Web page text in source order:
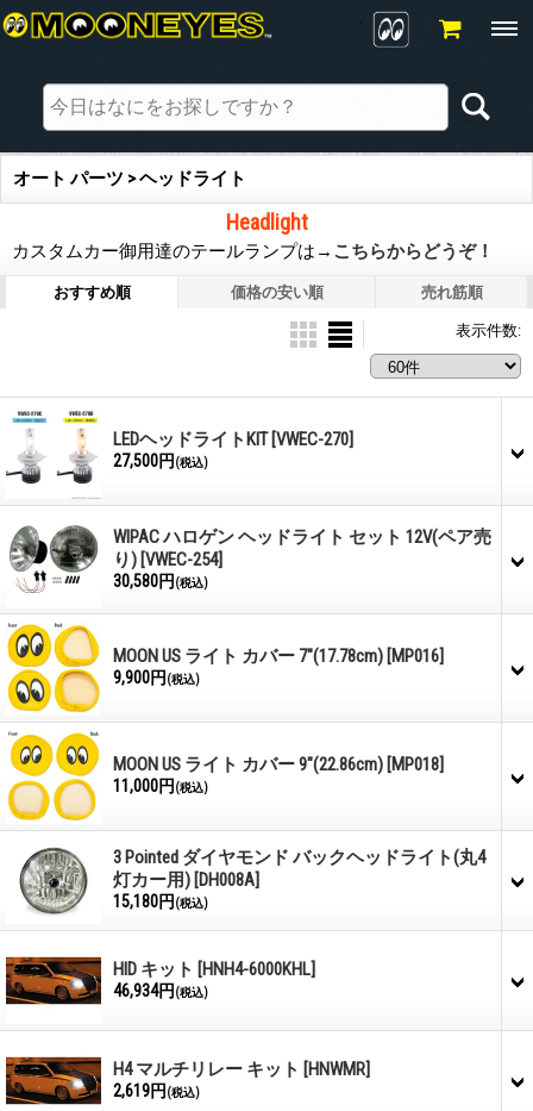
オート パーツ > ヘッドライト
Headlight
カスタムカー御用達のテールランプは→ こちらからどうぞ！
おすすめ順 価格の安い順 売れ筋順
表示件数:
LEDヘッドライトKIT [VWEC-270]
27,500円 (税込)
WIPAC ハロゲン ヘッドライト セット 12V(ペア売
り) [VWEC-254]
30,580円 (税込)
MOON US ライト カバー 7"(17.78cm) [MP016]
9,900円 (税込)
MOON US ライト カバー 9"(22.86cm) [MP018]
11,000円 (税込)
3 Pointed ダイヤモンド バックヘッドライト(丸4
灯カー用) [DH008A]
15,180円 (税込)
HID キット [HNH4-6000KHL]
46,934円 (税込)
H4 マルチリレー キット [HNWMR]
2,619円 (税込)